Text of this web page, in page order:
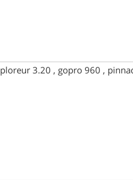
3.20 , gopro 960 ,